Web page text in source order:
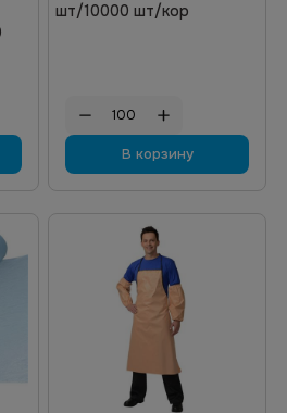
шт/10000 шт/кор
В корзину